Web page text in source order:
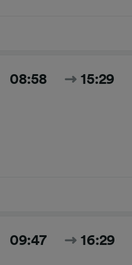
08:58 15:29
09:47 16:29